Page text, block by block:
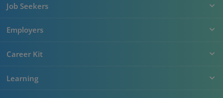
Job Seekers
Employers
Career Kit
Learning